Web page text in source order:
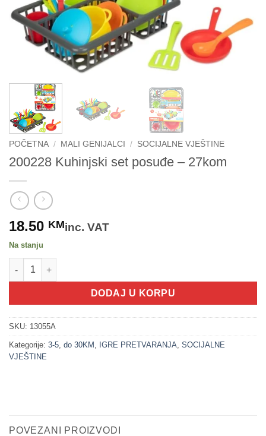
POČETNA / MALI GENIJALCI / SOCIJALNE VJEŠTINE
200228 Kuhinjski set posuđe – 27kom
18.50 KMinc. VAT
Na stanju
200228 Kuhinjski set posuđe - 27kom količina
DODAJ U KORPU
SKU: 13055A
Kategorije: 3-5, do 30KM , IGRE PRETVARANJA, SOCIJALNE
VJEŠTINE
POVEZANI PROIZVODI